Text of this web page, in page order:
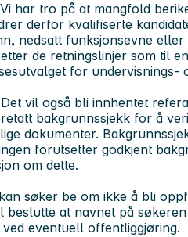
har tro på at mangfold
derfor kvalifiserte
nedsatt funksjonsevne eller
de retningslinjer som til
for undervisnings-
vil også bli innhentet
bakgrunnssjekk for å
dokumenter.
forutsetter godkjent
om dette.
søker be om ikke å bli
beslutte at navnet på
eventuell offentliggjøring.